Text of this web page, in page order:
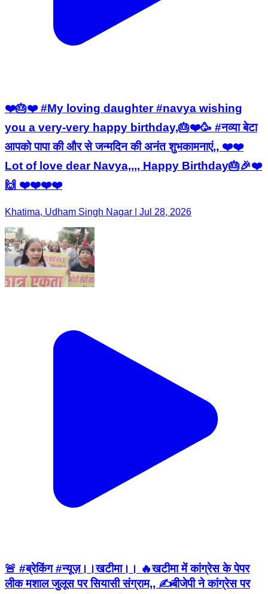
❤️🎂❤️ #My loving daughter #navya wishing
you a very-very happy birthday,🎂❤️🥳 #नव्या बेटा
आपको पापा की और से जन्मदिन की अनंत शुभकामनाएं,, ❤️❤️
Lot of love dear Navya,,,, Happy Birthday🎂🎉❤️
🙌 ❤️❤️❤️❤️
Khatima, Udham Singh Nagar | Jul 28, 2026
🚨 #ब्रेकिंग #न्यूज़।।खटीमा।। 🔥खटीमा में कांग्रेस के पेपर
लीक मशाल जुलूस पर सियासी संग्राम,, ✍️बीजेपी ने कांग्रेस पर